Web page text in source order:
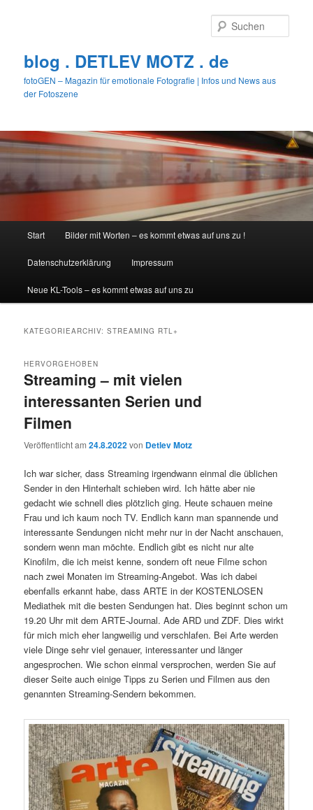
blog . DETLEV MOTZ . de
fotoGEN – Magazin für emotionale Fotografie | Infos und News aus
der Fotoszene
Start Bilder mit Worten – es kommt etwas auf uns zu !
Datenschutzerklärung Impressum
Neue KL-Tools – es kommt etwas auf uns zu
KATEGORIEARCHIV:STREAMING RTL+
Streaming – mit vielen
interessanten Serien und
Filmen
HERVORGEHOBEN
Veröffentlicht am24.8.2022von Detlev Motz
Ich war sicher, dass Streaming irgendwann einmal die üblichen
Sender in den Hinterhalt schieben wird. Ich hätte aber nie
gedacht wie schnell dies plötzlich ging. Heute schauen meine
Frau und ich kaum noch TV. Endlich kann man spannende und
interessante Sendungen nicht mehr nur in der Nacht anschauen,
sondern wenn man möchte. Endlich gibt es nicht nur alte
Kinofilm, die ich meist kenne, sondern oft neue Filme schon
nach zwei Monaten im Streaming-Angebot. Was ich dabei
ebenfalls erkannt habe, dass ARTE in der KOSTENLOSEN
Mediathek mit die besten Sendungen hat. Dies beginnt schon um
19.20 Uhr mit dem ARTE-Journal. Ade ARD und ZDF. Dies wirkt
für mich mich eher langweilig und verschlafen. Bei Arte werden
viele Dinge sehr viel genauer, interessanter und länger
angesprochen. Wie schon einmal versprochen, werden Sie auf
dieser Seite auch einige Tipps zu Serien und Filmen aus den
genannten Streaming-Sendern bekommen.